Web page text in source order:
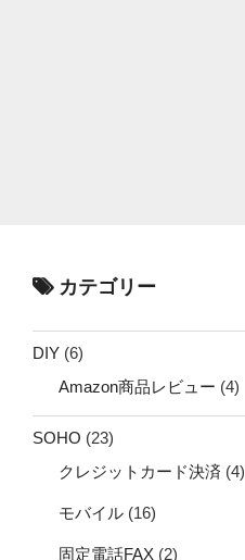
カテゴリー
DIY (6)
Amazon商品レビュー (4)
SOHO (23)
クレジットカード決済 (4)
モバイル (16)
固定電話FAX (2)